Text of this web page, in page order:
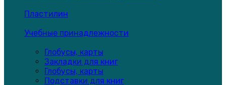
Пластилин
Учебные принадлежности
Глобусы, карты
Закладки для книг
Глобусы, карты
Подставки для книг